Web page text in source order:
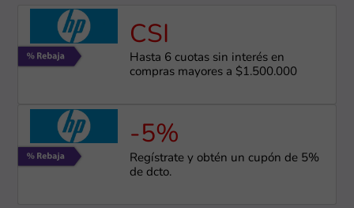
CSI
Hasta 6 cuotas sin interés en
compras mayores a $1.500.000
-5%
Regístrate y obtén un cupón de 5%
de dcto.